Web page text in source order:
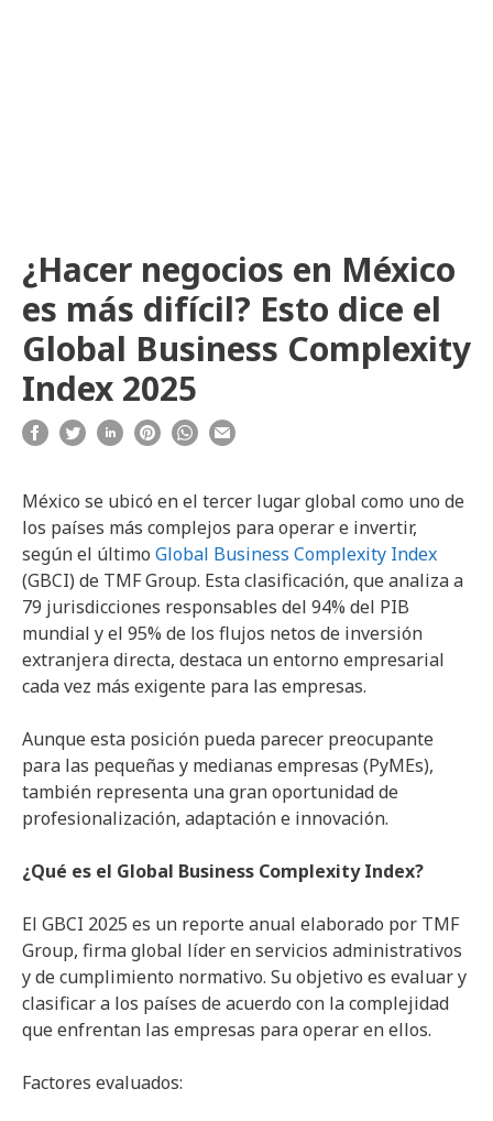
¿Hacer negocios en México
es más difícil? Esto dice el
Global Business Complexity
Index 2025
México se ubicó en el tercer lugar global como uno de
los países más complejos para operar e invertir,
según el último Global Business Complexity Index
(GBCI) de TMF Group. Esta clasificación, que analiza a
79 jurisdicciones responsables del 94% del PIB
mundial y el 95% de los flujos netos de inversión
extranjera directa, destaca un entorno empresarial
cada vez más exigente para las empresas.
Aunque esta posición pueda parecer preocupante
para las pequeñas y medianas empresas (PyMEs),
también representa una gran oportunidad de
profesionalización, adaptación e innovación.
¿Qué es el Global Business Complexity Index?
El GBCI 2025 es un reporte anual elaborado por TMF
Group, firma global líder en servicios administrativos
y de cumplimiento normativo. Su objetivo es evaluar y
clasificar a los países de acuerdo con la complejidad
que enfrentan las empresas para operar en ellos.
Factores evaluados: